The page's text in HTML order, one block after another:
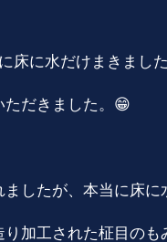
床に水だけまきまし
ただきました。😁
したが、本当に床に
り加工された柾目の